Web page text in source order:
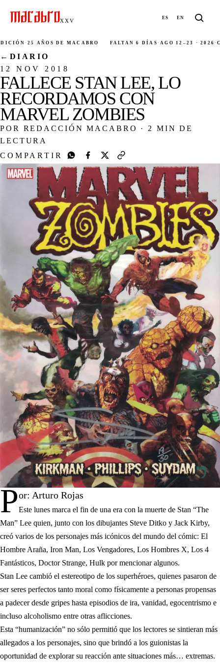
XXV ES EN
·25 AÑOS DE MACABRO FALTAN 6 DÍAS · AGO 12–23 · 2026 ·
← DIARIO
12 NOV 2018
FALLECE STAN LEE, LO
RECORDAMOS CON
MARVEL ZOMBIES
POR REDACCIÓN MACABRO ·
2 MIN DE
LECTURA
COMPARTIR
Por: Arturo Rojas
Este lunes marca el fin de una era con la muerte de Stan “The
Man” Lee quien, junto con los dibujantes Steve Ditko y Jack Kirby,
creó varios de los personajes más icónicos del mundo del cómic: El
Hombre Araña, Iron Man, Los Vengadores, Los Hombres X, Los 4
Fantásticos, Doctor Strange, Hulk por mencionar algunos.
Stan Lee cambió el estereotipo de los superhéroes, quienes pasaron de
ser seres perfectos tanto moral como físicamente a personas propensas
a padecer desde gripes hasta episodios de ira, vanidad, egocentrismo e
incluso alcoholismo entre otras aflicciones.
Esta “humanización” no sólo permitió que los lectores se sintieran más
allegados a los personajes, sino que brindó a los guionistas la
oportunidad de explorar su reacción ante situaciones más… extremas.